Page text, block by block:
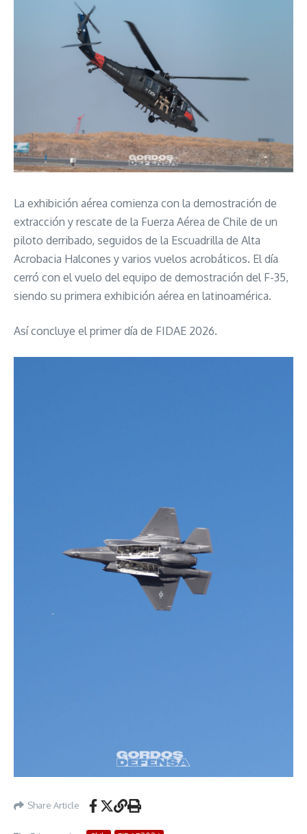
La exhibición aérea comienza con la demostración de
extracción y rescate de la Fuerza Aérea de Chile de un
piloto derribado, seguidos de la Escuadrilla de Alta
Acrobacia Halcones y varios vuelos acrobáticos. El día
cerró con el vuelo del equipo de demostración del F-35,
siendo su primera exhibición aérea en latinoamérica.
Así concluye el primer día de FIDAE 2026.
Share Article